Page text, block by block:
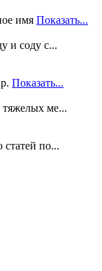
имя Показать...
и соду с...
Показать...
тяжелых ме...
статей по...